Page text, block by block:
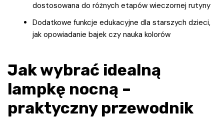
dostosowana do różnych etapów wieczornej rutyny
Dodatkowe funkcje edukacyjne dla starszych dzieci,
jak opowiadanie bajek czy nauka kolorów
Jak wybrać idealną
lampkę nocną –
praktyczny przewodnik